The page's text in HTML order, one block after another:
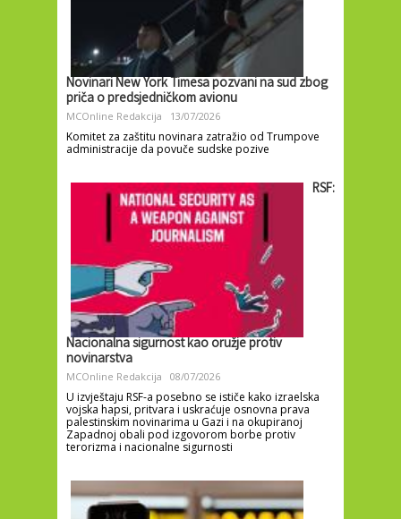
Novinari New York Timesa pozvani na sud zbog
priča o predsjedničkom avionu
MCOnline Redakcija 13/07/2026
Komitet za zaštitu novinara zatražio od Trumpove
administracije da povuče sudske pozive
RSF:
Nacionalna sigurnost kao oružje protiv
novinarstva
MCOnline Redakcija 08/07/2026
U izvještaju RSF-a posebno se ističe kako izraelska
vojska hapsi, pritvara i uskraćuje osnovna prava
palestinskim novinarima u Gazi i na okupiranoj
Zapadnoj obali pod izgovorom borbe protiv
terorizma i nacionalne sigurnosti